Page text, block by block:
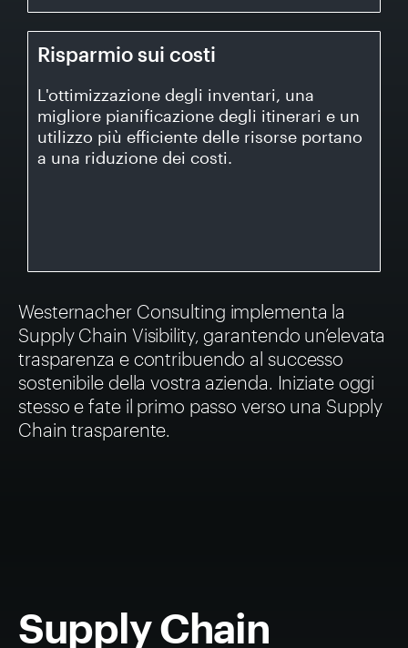
Risparmio sui costi
L'ottimizzazione degli inventari, una
migliore pianificazione degli itinerari e un
utilizzo più efficiente delle risorse portano
a una riduzione dei costi.
Risparmio sui costi
L'ottimizzazione degli inventari, una migliore
pianificazione degli itinerari e un utilizzo più efficiente
delle risorse portano a una riduzione dei costi.
Westernacher Consulting implementa la
Supply Chain Visibility, garantendo un’elevata
trasparenza e contribuendo al successo
sostenibile della vostra azienda. Iniziate oggi
stesso e fate il primo passo verso una Supply
Chain trasparente.
Supply Chain